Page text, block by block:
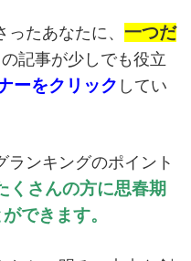
たあなたに、 一つだ
記事が少しでも役立
ーをクリック してい
ランキングのポイント
くさんの方に思春期
できます。